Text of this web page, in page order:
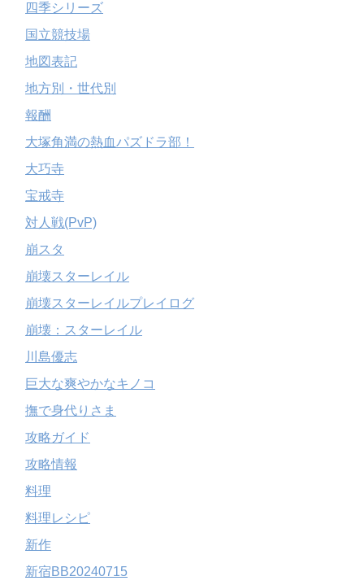
四季シリーズ
国立競技場
地図表記
地方別・世代別
報酬
大塚角満の熱血パズドラ部！
大巧寺
宝戒寺
対人戦(PvP)
崩スタ
崩壊スターレイル
崩壊スターレイルプレイログ
崩壊：スターレイル
川島優志
巨大な爽やかなキノコ
撫で身代りさま
攻略ガイド
攻略情報
料理
料理レシピ
新作
新宿BB20240715